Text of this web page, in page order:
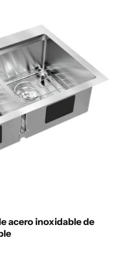
acero inoxidable de